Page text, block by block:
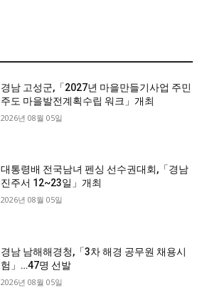
경남 고성군,「2027년 마을만들기사업 주민
주도 마을발전계획수립 워크」개최
2026년 08월 05일
대통령배 전국남녀 펜싱 선수권대회,「경남
진주서 12~23일」개최
2026년 08월 05일
경남 남해해경청,「3차 해경 공무원 채용시
험」…47명 선발
2026년 08월 05일